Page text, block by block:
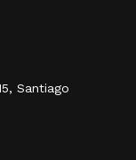
Santiago